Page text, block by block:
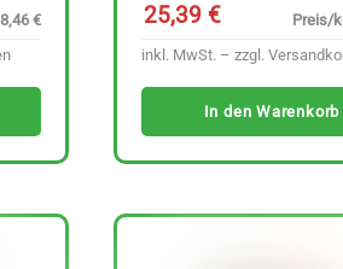
€
25,39€
Preis/
inkl. MwSt. – zzgl.
In den Warenkorb